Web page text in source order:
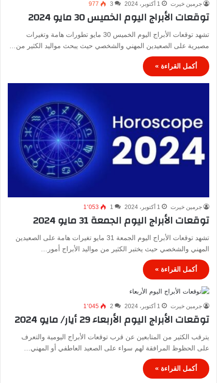
جرمين خيرت 1 أكتوبر، 2024 3
977
توقعات الأبراج اليوم الخميس 30 مايو 2024
تشهد توقعات الأبراج اليوم الخميس 30 مايو تطورات هامة وتغيرات
مصيرية على الصعيدين المهني والشخصي حيث يبحث مواليد الكثير من…
أكمل القراءة »
جرمين خيرت 1 أكتوبر، 2024 1 1٬053
توقعات الأبراج اليوم الجمعة 31 مايو 2024
تشهد توقعات الأبراج اليوم الجمعة 31 مايو تغيرات هامة على الصعيدين
المهني والشخصي حيث يختبر الكثير من مواليد الأبراج أمور…
أكمل القراءة »
جرمين خيرت 1 أكتوبر، 2024 2 1٬045
توقعات الأبراج اليوم الأربعاء 29 أيار/ مايو 2024
يترقب الكثير من المتابعين عن قرب توقعات الأبراج اليومية والتعرف
على الحظوظ المرافقة لهم سواء على الصعيد العاطفي أو المهني…
أكمل القراءة »